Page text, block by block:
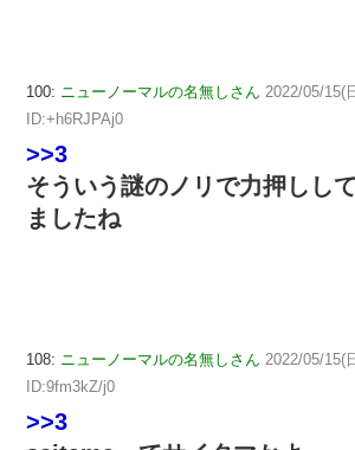
100: ニューノーマルの名無しさん 2022/05/15(
ID:+h6RJPAj0
>>3
そういう謎のノリで力押しし
ましたね
108: ニューノーマルの名無しさん 2022/05/15(
ID:9fm3kZ/j0
>>3